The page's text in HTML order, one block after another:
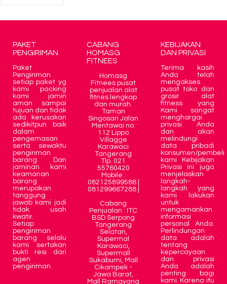
PAKET
PENGIRIMAN
Paket
Pengiriman
setiap paket yg
kami packing
kami jamin
aman sampai
tujuan dan tidak
ada kerusakan
sedikitpun baik
dalam
pengemasan
serta sewaktu
pengiriman
barang. Dan
jaminan kami
keamanan
barang
merupakan
tanggung
jawab kami jadi
tidak usah
kwatir.
Setiap
pengiriman
barang selalu
kami sertakan
bukti resi dari
agen
pengiriman.
CABANG
HOMASG
FITNEES
Homasg
Fitnees pusat
penjualan alat
fitnes lengkap
dan murah.
Taman
Singosari Jalan
Mentawai no.
112 Lippo
Villagge
Karawaci
Tangerang
Tlp. 021
55760420
Mobile :
082125899588 |
081299667288 |
Cabang
Penjualan : ITC
BSD Serpong
Tangerang
Selatan,
Supermal
Karawaci,
Supermall
Sukabumi, Mall
Cikampek -
Jawa Barat,
Mall Ramayana
KEBIJAKAN
DAN PRIVASI
Terima kasih
Anda telah
mengakses
pusat toko dan
grosir alat
fitness yang
Kami sangat
menghargai
privasi Anda
dan akan
melindungi
data pribadi
konsumen/pembeli
kami Kebijakan
Privasi ini juga
menjelaskan
langkah-
langkah yang
kami lakukan
untuk
mengamankan
informasi
personal Anda.
Perlindungan
data adalah
tentang
kepercayaan
dan privasi
Anda adalah
penting bagi
kami. Karena itu